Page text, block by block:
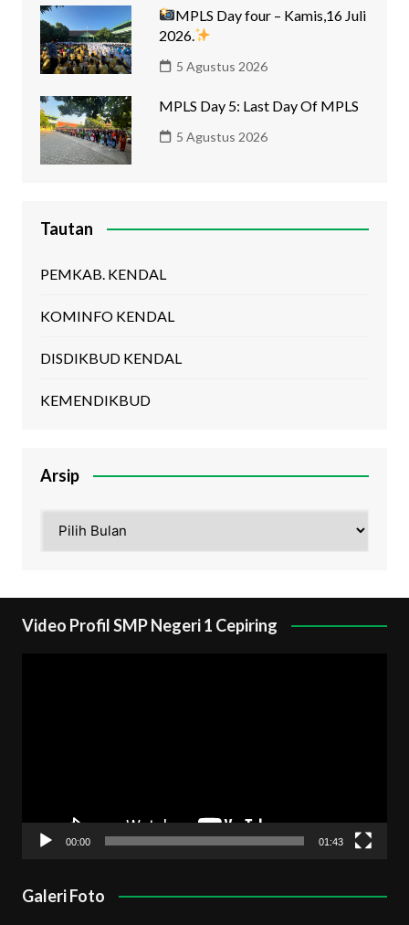
MPLS Day four – Kamis,16 Juli
2026.
5 Agustus 2026
MPLS Day 5: Last Day Of MPLS
5 Agustus 2026
Tautan
PEMKAB. KENDAL
KOMINFO KENDAL
DISDIKBUD KENDAL
KEMENDIKBUD
Arsip
Video Profil SMP Negeri 1 Cepiring
00:00 01:43
Galeri Foto